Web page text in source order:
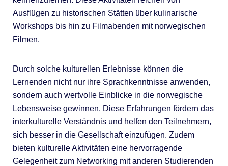
Ausflügen zu historischen Stätten über kulinarische
Workshops bis hin zu Filmabenden mit norwegischen
Filmen.
Durch solche kulturellen Erlebnisse können die
Lernenden nicht nur ihre Sprachkenntnisse anwenden,
sondern auch wertvolle Einblicke in die norwegische
Lebensweise gewinnen. Diese Erfahrungen fördern das
interkulturelle Verständnis und helfen den Teilnehmern,
sich besser in die Gesellschaft einzufügen. Zudem
bieten kulturelle Aktivitäten eine hervorragende
Gelegenheit zum Networking mit anderen Studierenden